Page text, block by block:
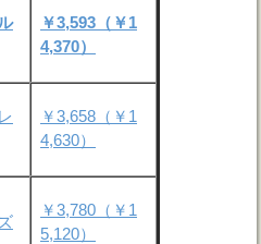
￥3,593（￥1
4,370）
￥3,658（￥1
4,630）
￥3,780（￥1
5,120）